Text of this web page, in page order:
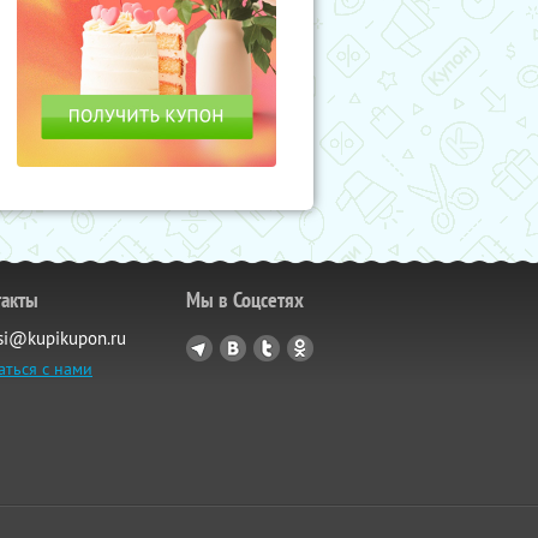
с нами
Мы в Соцсетях